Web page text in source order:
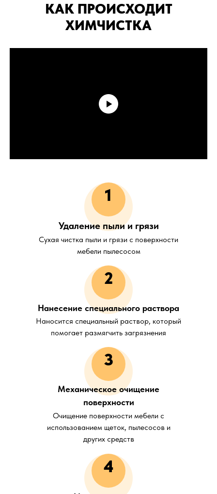
КАК ПРОИСХОДИТ
ХИМЧИСТКА
1
Удаление пыли и грязи
Сухая чистка пыли и грязи с поверхности
мебели пылесосом
2
Нанесение специального раствора
Наносится специальный раствор, который
помогает размягчить загрязнения
3
Механическое очищение
поверхности
Очищение поверхности мебели с
использованием щеток, пылесосов и
других средств
4